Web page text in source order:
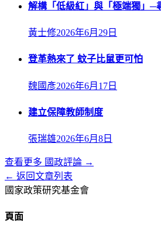
解構「低級紅」與「極端獨」─
黃士修2026年6月29日
登革熱來了 蚊子比鼠更可怕
魏國彥2026年6月17日
建立保障教師制度
張瑞雄2026年6月8日
查看更多 國政評論 →
← 返回文章列表
國家政策研究基金會
頁面